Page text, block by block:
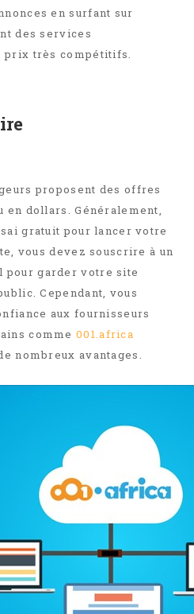
en surfant sur
des services
prix très compétitifs.
proposent des offres
en dollars. Généralement,
gratuit pour lancer votre
vous devez souscrire à un
pour garder votre site
Cependant, vous
aux fournisseurs
comme001.africa
nombreux avantages.